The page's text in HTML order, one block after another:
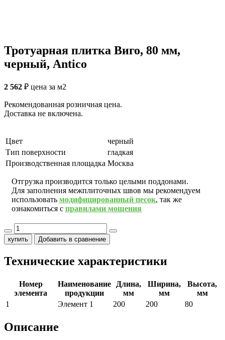
Тротуарная плитка Виго, 80 мм,
черный, Antico
2 562 ₽ цена за м2
Рекомендованная розничная цена.
Доставка не включена.
Цвет
черный
Тип поверхности
гладкая
Производственная площадка Москва
Отгрузка производится только целыми поддонами.
Для заполнения межплиточных швов мы рекомендуем
использовать модифицированный песок, так же
ознакомиться с правилами мощения
купить Добавить в сравнение
Технические характеристики
Номер
элемента
Наименование
продукции
Длина,
мм
Ширина,
мм
Высота,
мм
1
Элемент 1 200 200 80
Описание